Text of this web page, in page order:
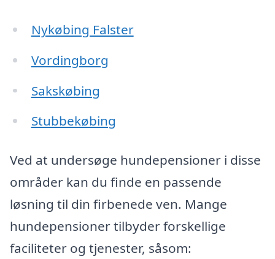
Nykøbing Falster
Vordingborg
Sakskøbing
Stubbekøbing
Ved at undersøge hundepensioner i disse
områder kan du finde en passende
løsning til din firbenede ven. Mange
hundepensioner tilbyder forskellige
faciliteter og tjenester, såsom: